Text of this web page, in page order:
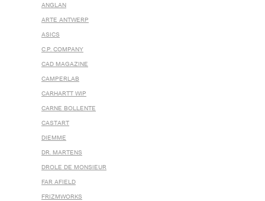
ANGLAN
ARTE ANTWERP
ASICS
C.P. COMPANY
CAD MAGAZINE
CAMPERLAB
CARHARTT WIP
CARNE BOLLENTE
CASTART
DIEMME
DR. MARTENS
DROLE DE MONSIEUR
FAR AFIELD
FRIZMWORKS